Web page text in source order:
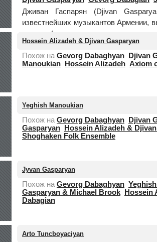
Дживан Гаспарян (Djivan
известнейших музыкантов Армении,
дудуке (древнем армянском
целиком
Hossein Alizadeh & Djivan Gasparyan
Похож на Gevorg Dabaghyan
Djivan
Manoukian
Hossein Alizadeh Axiom
Yeghish Manoukian
Похож на Gevorg Dabaghyan
Djivan
Gasparyan
Hossein Alizadeh &
Shoghaken Folk Ensemble
Jyvan Gasparyan
Похож на Gevorg Dabaghyan
Gasparyan & Michael Brook
Hossein
Dabagian
Arto Tuncboyaciyan